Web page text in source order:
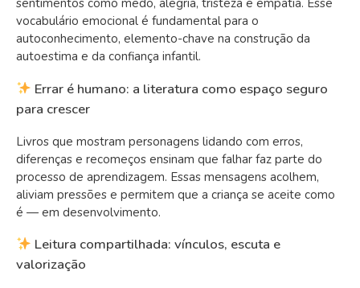
vocabulário emocional é fundamental para o
autoconhecimento, elemento-chave na construção da
autoestima e da confiança infantil.
Errar é humano: a literatura como espaço seguro
para crescer
Livros que mostram personagens lidando com erros,
diferenças e recomeços ensinam que falhar faz parte do
processo de aprendizagem. Essas mensagens acolhem,
aliviam pressões e permitem que a criança se aceite como
é — em desenvolvimento.
Leitura compartilhada: vínculos, escuta e
valorização